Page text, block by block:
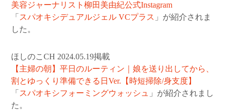
美容ジャーナリスト柳田美由紀公式Instagram
「 スパオキシデュアルジェル VCプラス 」が紹介されま
した。
ほしのこCH 2024.05.19掲載
【主婦の朝】平日のルーティン｜娘を送り出してから、
割とゆっくり準備できる日Ver.【時短掃除/身支度】
「 スパオキシフォーミングウォッシュ
」が紹介されまし
た。